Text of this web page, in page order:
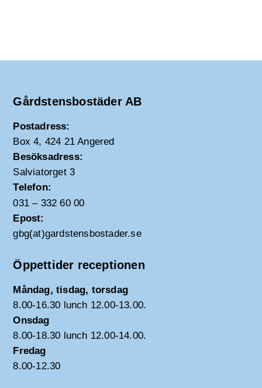
Gårdstensbostäder AB
Postadress:
Box 4, 424 21 Angered
Besöksadress:
Salviatorget 3
Telefon:
031 – 332 60 00
Epost:
gbg(at)gardstensbostader.se
Öppettider receptionen
Måndag, tisdag, torsdag
8.00-16.30 lunch 12.00-13.00.
Onsdag
8.00-18.30 lunch 12.00-14.00.
Fredag
8.00-12.30